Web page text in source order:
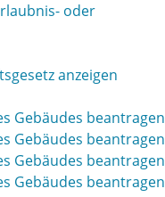
oder
anzeigen
Gebäudes beantragen
Gebäudes beantragen
Gebäudes beantragen
Gebäudes beantragen